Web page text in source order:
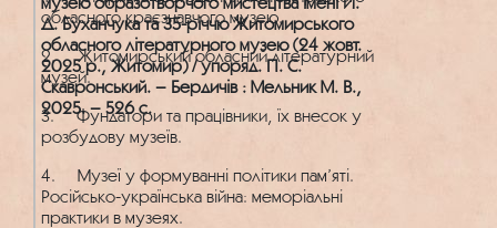
Д. Буханчука та 35-річчю Житомирського
обласного літературного музею (24 жовт.
2025 р., Житомир) / упоряд. П. С.
Скавронський. – Бердичів : Мельник М. В.,
2025. – 526 с.
обласного краєзнавчого музею.
2. Житомирський обласний літературний
музей.
3. Фундатори та працівники, їх внесок у
розбудову музеїв.
4. Музеї у формуванні політики пам’яті.
Російсько-українська війна: меморіальні
практики в музеях.